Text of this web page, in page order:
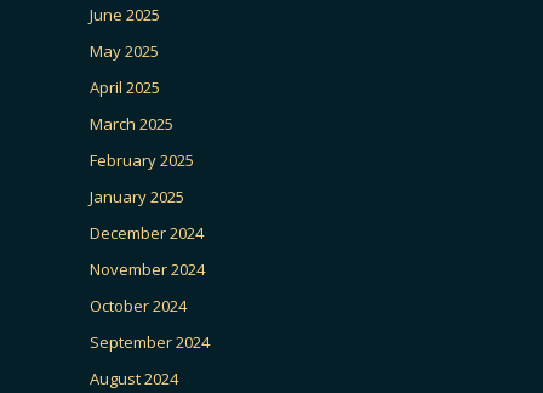
June 2025
May 2025
April 2025
March 2025
February 2025
January 2025
December 2024
November 2024
October 2024
September 2024
August 2024